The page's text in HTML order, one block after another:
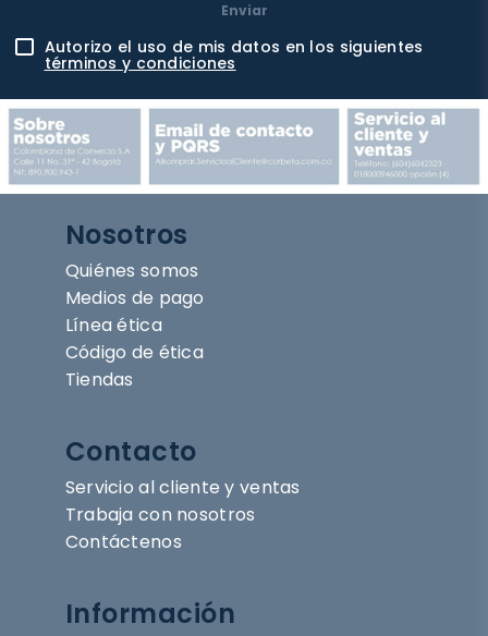
Enviar
Autorizo el uso de mis datos en los siguientes
términos y condiciones
Nosotros
Quiénes somos
Medios de pago
Línea ética
Código de ética
Tiendas
Contacto
Servicio al cliente y ventas
Trabaja con nosotros
Contáctenos
Información